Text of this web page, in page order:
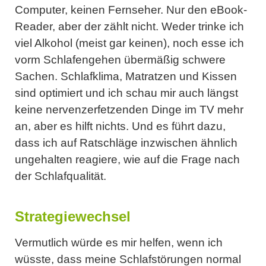
Computer, keinen Fernseher. Nur den eBook-
Reader, aber der zählt nicht. Weder trinke ich
viel Alkohol (meist gar keinen), noch esse ich
vorm Schlafengehen übermäßig schwere
Sachen. Schlafklima, Matratzen und Kissen
sind optimiert und ich schau mir auch längst
keine nervenzerfetzenden Dinge im TV mehr
an, aber es hilft nichts. Und es führt dazu,
dass ich auf Ratschläge inzwischen ähnlich
ungehalten reagiere, wie auf die Frage nach
der Schlafqualität.
Strategiewechsel
Vermutlich würde es mir helfen, wenn ich
wüsste, dass meine Schlafstörungen normal